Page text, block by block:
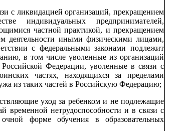
с ликвидацией организаций, прекращением
индивидуальных предпринимателей,
частной практикой, и прекращением
деятельности иными физическими лицами,
с федеральными законами подлежит
в том числе уволенные из организаций
Федерации, уволенные в связи с
частях, находящихся за пределами
из таких частей в Российскую Федерацию;
уход за ребенком и не подлежащие
временной нетрудоспособности и в связи с
форме обучения в образовательных